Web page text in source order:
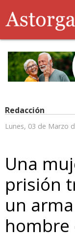
Redacción
Lunes, 03 de Marzo
Una
prisión
un
hombre